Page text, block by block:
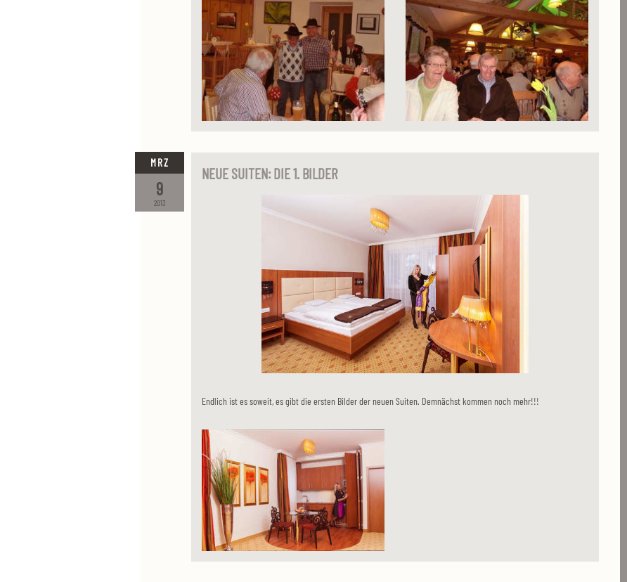
2013
9
MRZ
NEUE SUITEN: DIE 1. BILDER
Endlich ist es soweit, es gibt die ersten Bilder der neuen Suiten. Demnächst kommen noch mehr!!!